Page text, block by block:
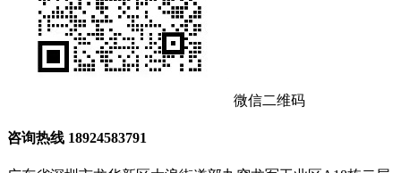
微信二维码
咨询热线 18924583791